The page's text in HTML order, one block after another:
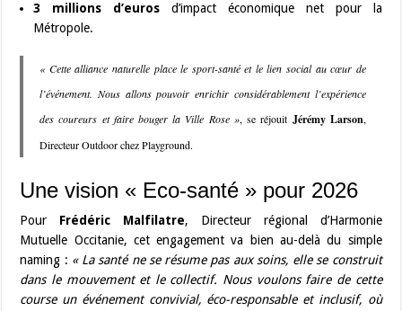
3 millions d’euros d’impact économique net pour la
Métropole.
« Cette alliance naturelle place le sport-santé et le lien social au cœur de
l’événement. Nous allons pouvoir enrichir considérablement l’expérience
des coureurs et faire bouger la Ville Rose », se réjouit Jérémy Larson,
Directeur Outdoor chez Playground.
Une vision « Eco-santé » pour 2026
Pour Frédéric Malfilatre, Directeur régional d’Harmonie
Mutuelle Occitanie, cet engagement va bien au-delà du simple
naming : « La santé ne se résume pas aux soins, elle se construit
dans le mouvement et le collectif. Nous voulons faire de cette
course un événement convivial, éco-responsable et inclusif, où